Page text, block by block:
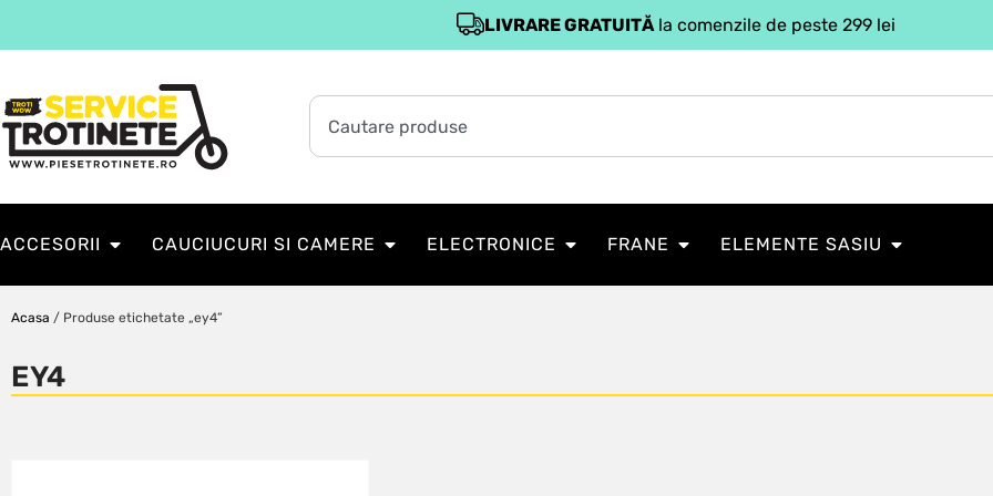
LIVRARE GRATUITĂ la comenzile de peste 299 lei
ACCESORII CAUCIUCURI SI CAMERE ELECTRONICE FRANE ELEMENTE SASIU
Acasa / Produse etichetate „ey4”
EY4